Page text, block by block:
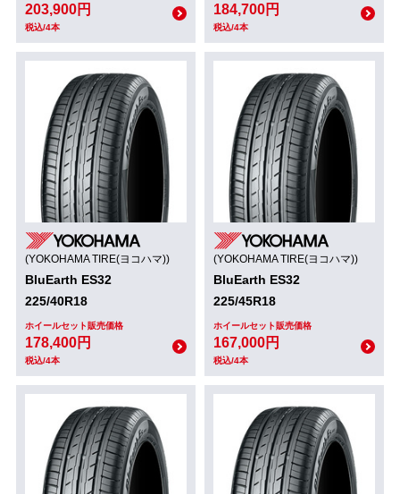
203,900円
税込/4本
184,700円
税込/4本
(YOKOHAMA TIRE(ヨコハマ))
BluEarth ES32
225/40R18
ホイールセット販売価格
178,400円
税込/4本
(YOKOHAMA TIRE(ヨコハマ))
BluEarth ES32
225/45R18
ホイールセット販売価格
167,000円
税込/4本